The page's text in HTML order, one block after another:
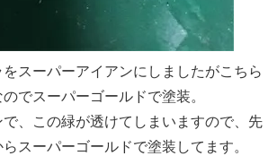
スーパーアイアンにしましたがこちら
でスーパーゴールドで塗装。
、この緑が透けてしまいますので、先
スーパーゴールドで塗装してます。